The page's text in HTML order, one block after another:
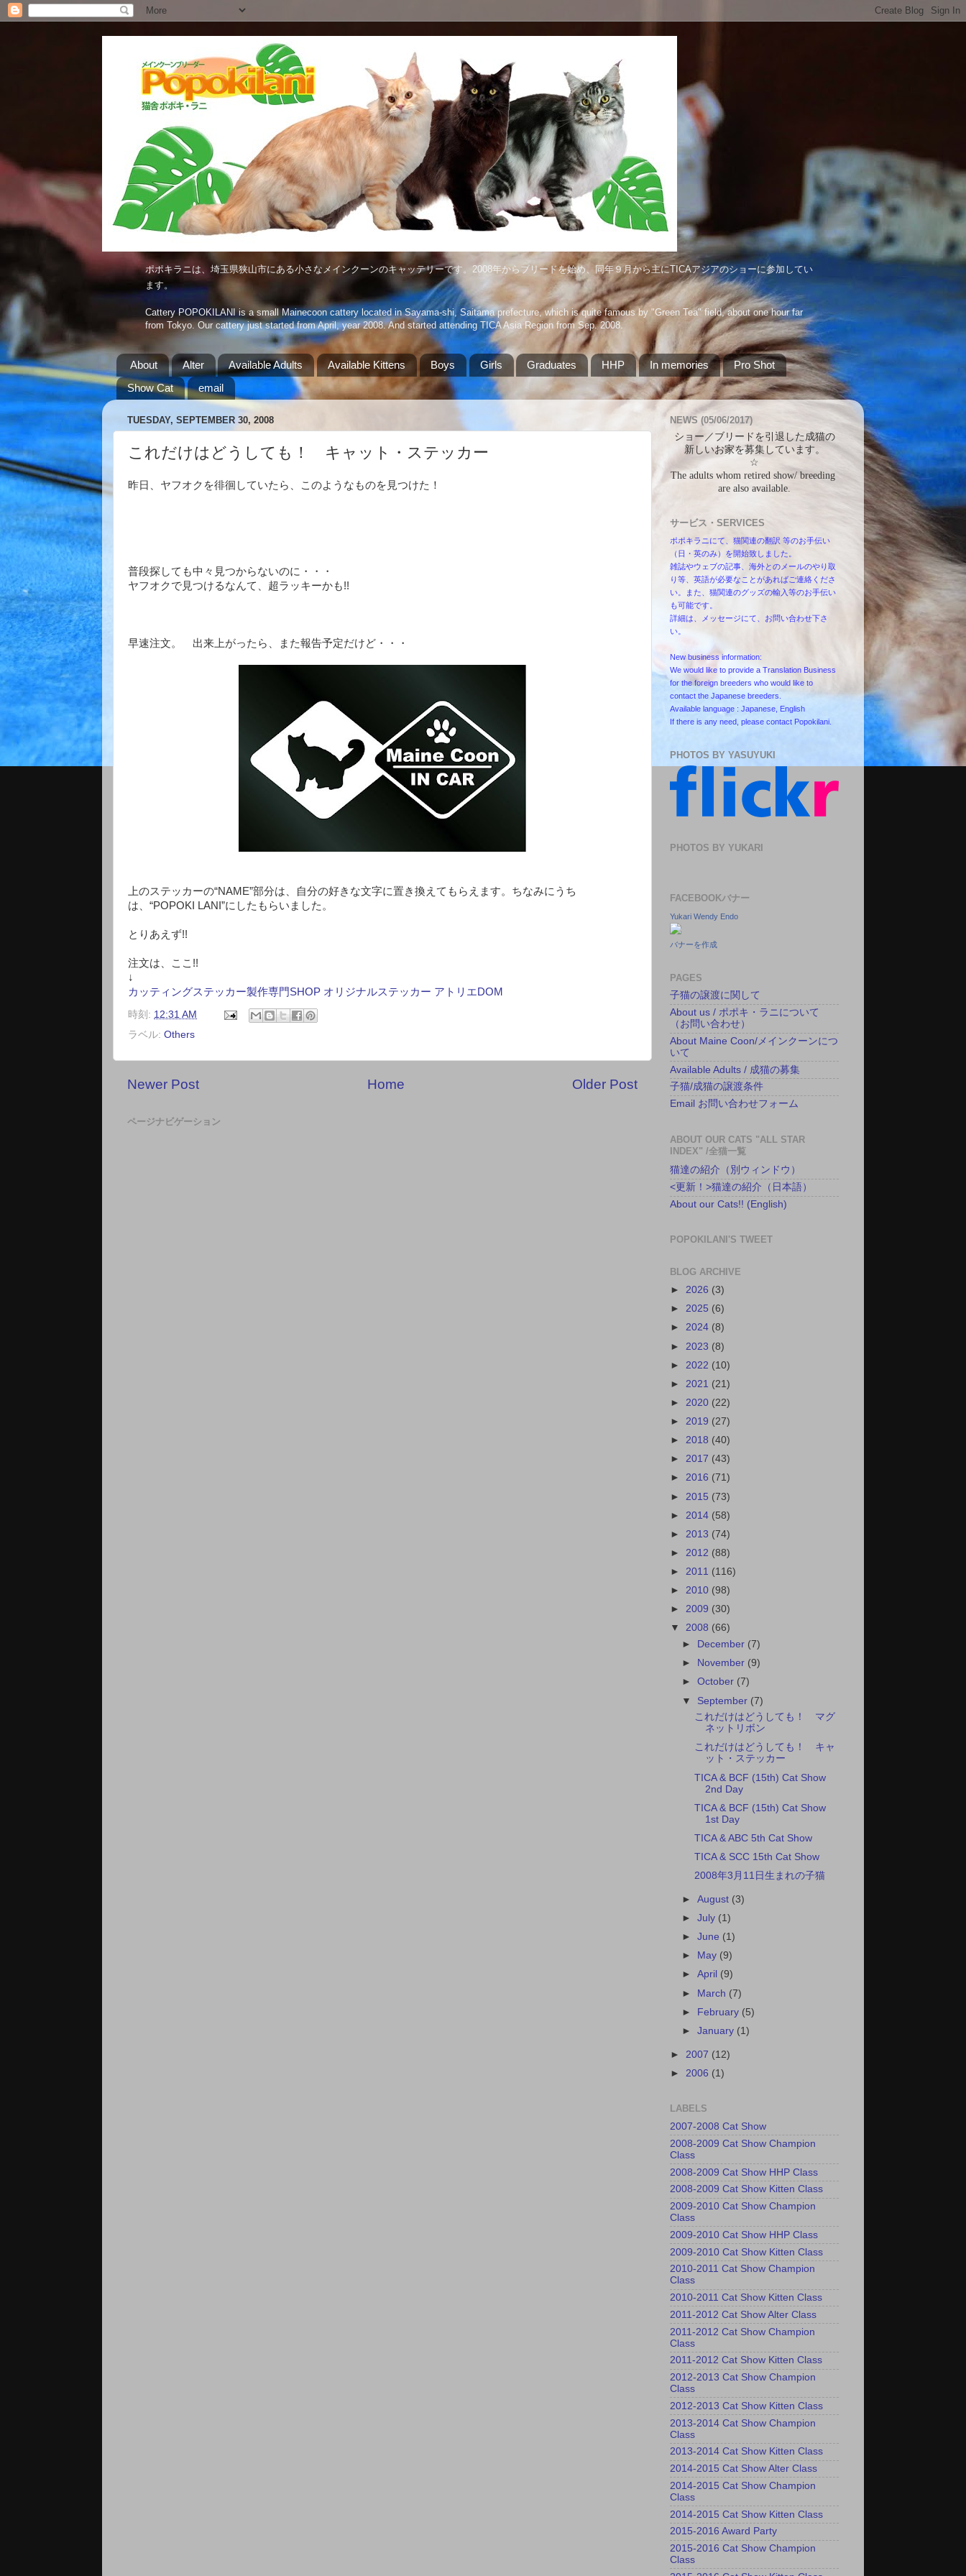
ポポキラニは、埼玉県狭山市にある小さなメインクーンのキャッテリーです。2008年からブリードを始め、同年９月から主にTICAアジアのショーに参加してい
ます。
Cattery POPOKILANI is a small Mainecoon cattery located in Sayama-shi, Saitama prefecture, which is quite famous by "Green Tea" field, about one hour far
from Tokyo. Our cattery just started from April, year 2008. And started attending TICA Asia Region from Sep. 2008.
About Alter Available Adults Available Kittens Boys Girls Graduates HHP In memories
Pro Shot
Show Cat
email
TUESDAY, SEPTEMBER 30, 2008
これだけはどうしても！ キャット・ステッカー
昨日、ヤフオクを徘徊していたら、このようなものを見つけた！
普段探しても中々見つからないのに・・・
ヤフオクで見つけるなんて、超ラッキーかも!!
早速注文。 出来上がったら、また報告予定だけど・・・
上のステッカーの“NAME”部分は、自分の好きな文字に置き換えてもらえます。ちなみにうち
は、“POPOKI LANI”にしたもらいました。
とりあえず!!
注文は、ここ!!
↓
カッティングステッカー製作専門SHOP オリジナルステッカー アトリエDOM
時刻: 12:31 AM
ラベル: Others
Newer Post Older Post
Home
ページナビゲーション
NEWS (05/06/2017)
ショー／ブリードを引退した成猫の
新しいお家を募集しています。
☆
The adults whom retired show/ breeding
are also available.
サービス・SERVICES
ポポキラニにて、猫関連の翻訳 等のお手伝い
（日・英のみ）を開始致しました。
雑誌やウェブの記事、海外とのメールのやり取
り等、英語が必要なことがあればご連絡くださ
い。また、猫関連のグッズの輸入等のお手伝い
も可能です。
詳細は、メッセージにて、お問い合わせ下さ
い。
New business information:
We would like to provide a Translation Business
for the foreign breeders who would like to
contact the Japanese breeders.
Available language : Japanese, English
If there is any need, please contact Popokilani.
PHOTOS BY YASUYUKI
PHOTOS BY YUKARI
FACEBOOKバナー
Yukari Wendy Endo
バナーを作成
PAGES
子猫の譲渡に関して
About us / ポポキ・ラニについて
（お問い合わせ）
About Maine Coon/メインクーンにつ
いて
Available Adults / 成猫の募集
子猫/成猫の譲渡条件
Email お問い合わせフォーム
ABOUT OUR CATS "ALL STAR
INDEX" /全猫一覧
猫達の紹介（別ウィンドウ）
<更新！>猫達の紹介（日本語）
About our Cats!! (English)
POPOKILANI'S TWEET
BLOG ARCHIVE
► 2026 (3)
► 2025 (6)
► 2024 (8)
► 2023 (8)
► 2022 (10)
► 2021 (21)
► 2020 (22)
► 2019 (27)
► 2018 (40)
► 2017 (43)
► 2016 (71)
► 2015 (73)
► 2014 (58)
► 2013 (74)
► 2012 (88)
► 2011 (116)
► 2010 (98)
► 2009 (30)
▼ 2008 (66)
►
December (7)
►
November (9)
►October (7)
▼ September (7)
これだけはどうしても！ マグ
ネットリボン
これだけはどうしても！ キャ
ット・ステッカー
TICA & BCF (15th) Cat Show
2nd Day
TICA & BCF (15th) Cat Show
1st Day
TICA & ABC 5th Cat Show
TICA & SCC 15th Cat Show
2008年3月11日生まれの子猫
►August (3)
►July (1)
►June (1)
►
May (9)
►April (9)
► March (7)
► February (5)
►January (1)
► 2007 (12)
► 2006 (1)
LABELS
2007-2008 Cat Show
2008-2009 Cat Show Champion
Class
2008-2009 Cat Show HHP Class
2008-2009 Cat Show Kitten Class
2009-2010 Cat Show Champion
Class
2009-2010 Cat Show HHP Class
2009-2010 Cat Show Kitten Class
2010-2011 Cat Show Champion
Class
2010-2011 Cat Show Kitten Class
2011-2012 Cat Show Alter Class
2011-2012 Cat Show Champion
Class
2011-2012 Cat Show Kitten Class
2012-2013 Cat Show Champion
Class
2012-2013 Cat Show Kitten Class
2013-2014 Cat Show Champion
Class
2013-2014 Cat Show Kitten Class
2014-2015 Cat Show Alter Class
2014-2015 Cat Show Champion
Class
2014-2015 Cat Show Kitten Class
2015-2016 Award Party
2015-2016 Cat Show Champion
Class